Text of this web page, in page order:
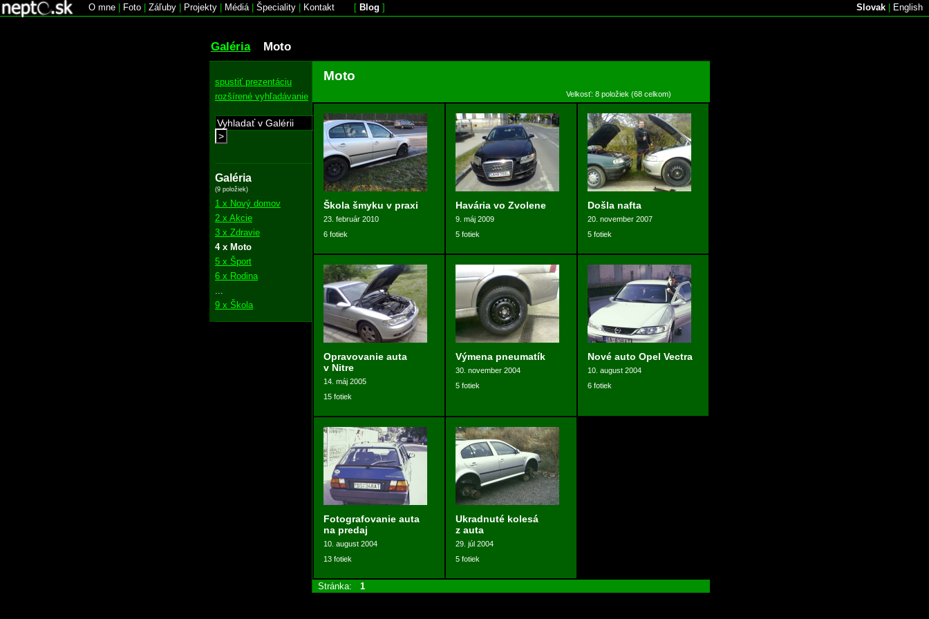
O mne Foto Záľuby Projekty Médiá| Špeciality Kontakt [ Blog ] Slovak English
Galéria Moto
spustiť prezentáciu
rozšírené vyhľadávanie
>
Galéria
(9 položiek)
1 x Nový domov
2 x Akcie
3 x Zdravie
4 x Moto
5 x Šport
6 x Rodina
9 x Škola
Moto
Velkosť: 8 položiek (68 celkom)
Škola šmyku v praxi
23. február 2010
6 fotiek
Havária vo Zvolene
9. máj 2009
5 fotiek
Došla nafta
20. november 2007
5 fotiek
Opravovanie auta
v Nitre
14. máj 2005
15 fotiek
Výmena pneumatík
30. november 2004
5 fotiek
Nové auto Opel Vectra
10. august 2004
6 fotiek
Fotografovanie auta
na predaj
10. august 2004
13 fotiek
Ukradnuté kolesá
z auta
29. júl 2004
5 fotiek
Stránka: 1